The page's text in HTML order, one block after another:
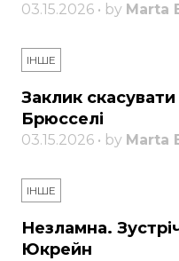
03.15.2026 • by Marta
ІНШЕ
Заклик скасувати
Брюсселі
03.15.2026 • by Marta
ІНШЕ
Незламна.
Юкрейн